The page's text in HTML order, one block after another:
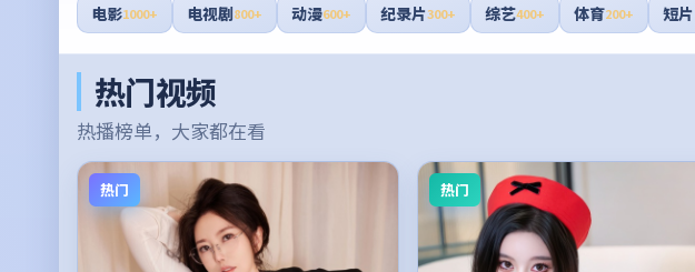
电影1000+ 电视剧800+ 动漫600+ 纪录片300+ 综艺400+ 体育200+ 短片
热门视频
热播榜单，大家都在看
热门 热门